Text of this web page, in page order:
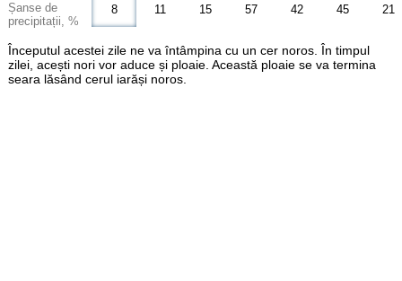
Șanse de
precipitații, %
8
11
15
57
42
45
21
Începutul acestei zile ne va întâmpina cu un cer noros. În timpul
zilei, acești nori vor aduce și ploaie. Această ploaie se va termina
seara lăsând cerul iarăși noros.